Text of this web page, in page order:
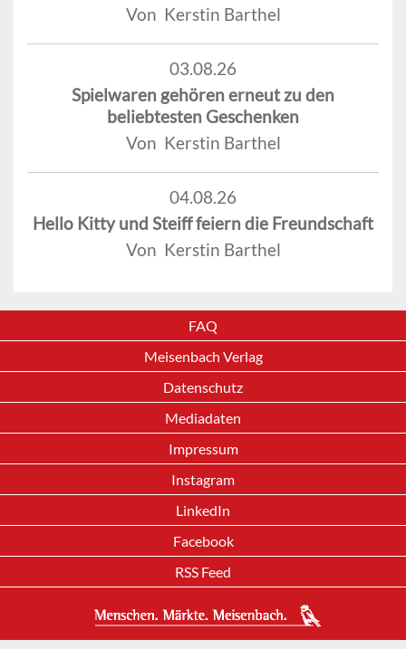
Von Kerstin Barthel
03.08.26
Spielwaren gehören erneut zu den
beliebtesten Geschenken
Von Kerstin Barthel
04.08.26
Hello Kitty und Steiff feiern die Freundschaft
Von Kerstin Barthel
FAQ
Meisenbach Verlag
Datenschutz
Mediadaten
Impressum
Instagram
LinkedIn
Facebook
RSS Feed